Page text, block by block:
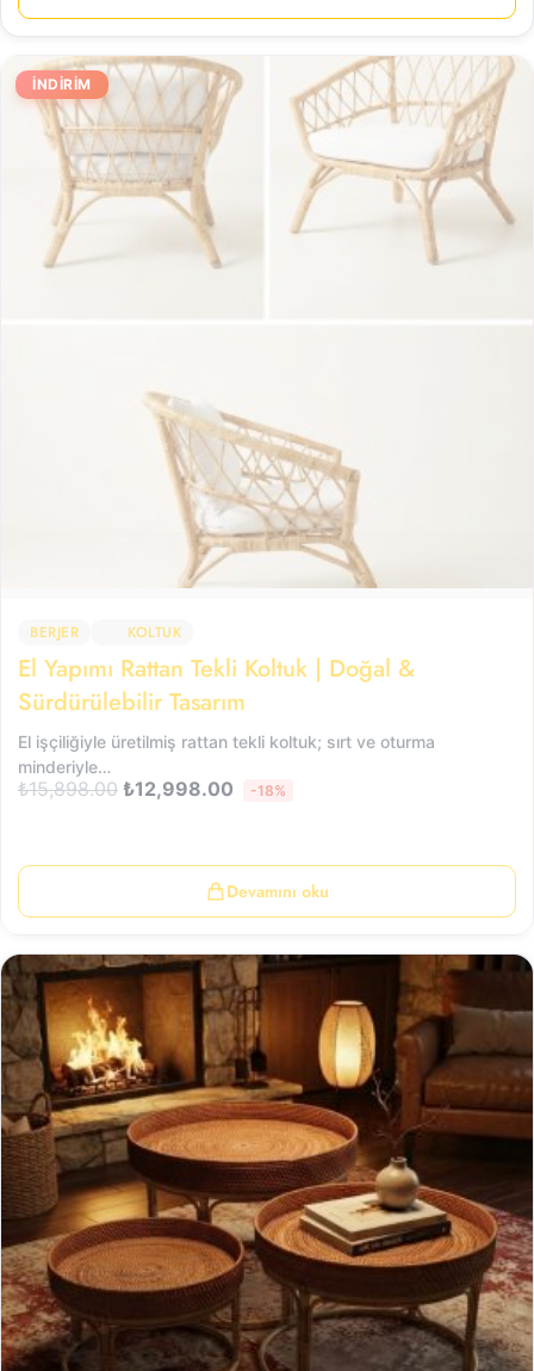
İNDIRIM
BERJER KOLTUK
El Yapımı Rattan Tekli Koltuk | Doğal &
Sürdürülebilir Tasarım
El işçiliğiyle üretilmiş rattan tekli koltuk; sırt ve oturma
minderiyle…
₺15,898.00 ₺12,998.00 -18%
Devamını oku